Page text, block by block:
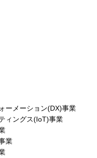
関する社内規定を
とする個人情報保
す。また、社員等
重要性を周知して
護に関する体制、
努めます。
ーメーション(DX)事業
ィングス(IoT)事業
業